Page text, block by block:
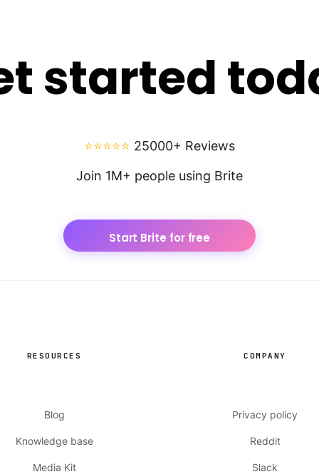
started
⭐⭐⭐⭐⭐ 25000+ Reviews
Join 1M+ people using Brite
Start Brite for free
RESOURCES
Blog
Knowledge base
Media Kit
COMPANY
Privacy policy
Reddit
Slack